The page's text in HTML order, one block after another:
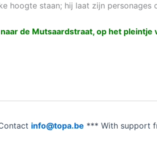
staan; hij laat zijn personages
de Mutsaardstraat, op het pleintje
info@topa.be *** With support